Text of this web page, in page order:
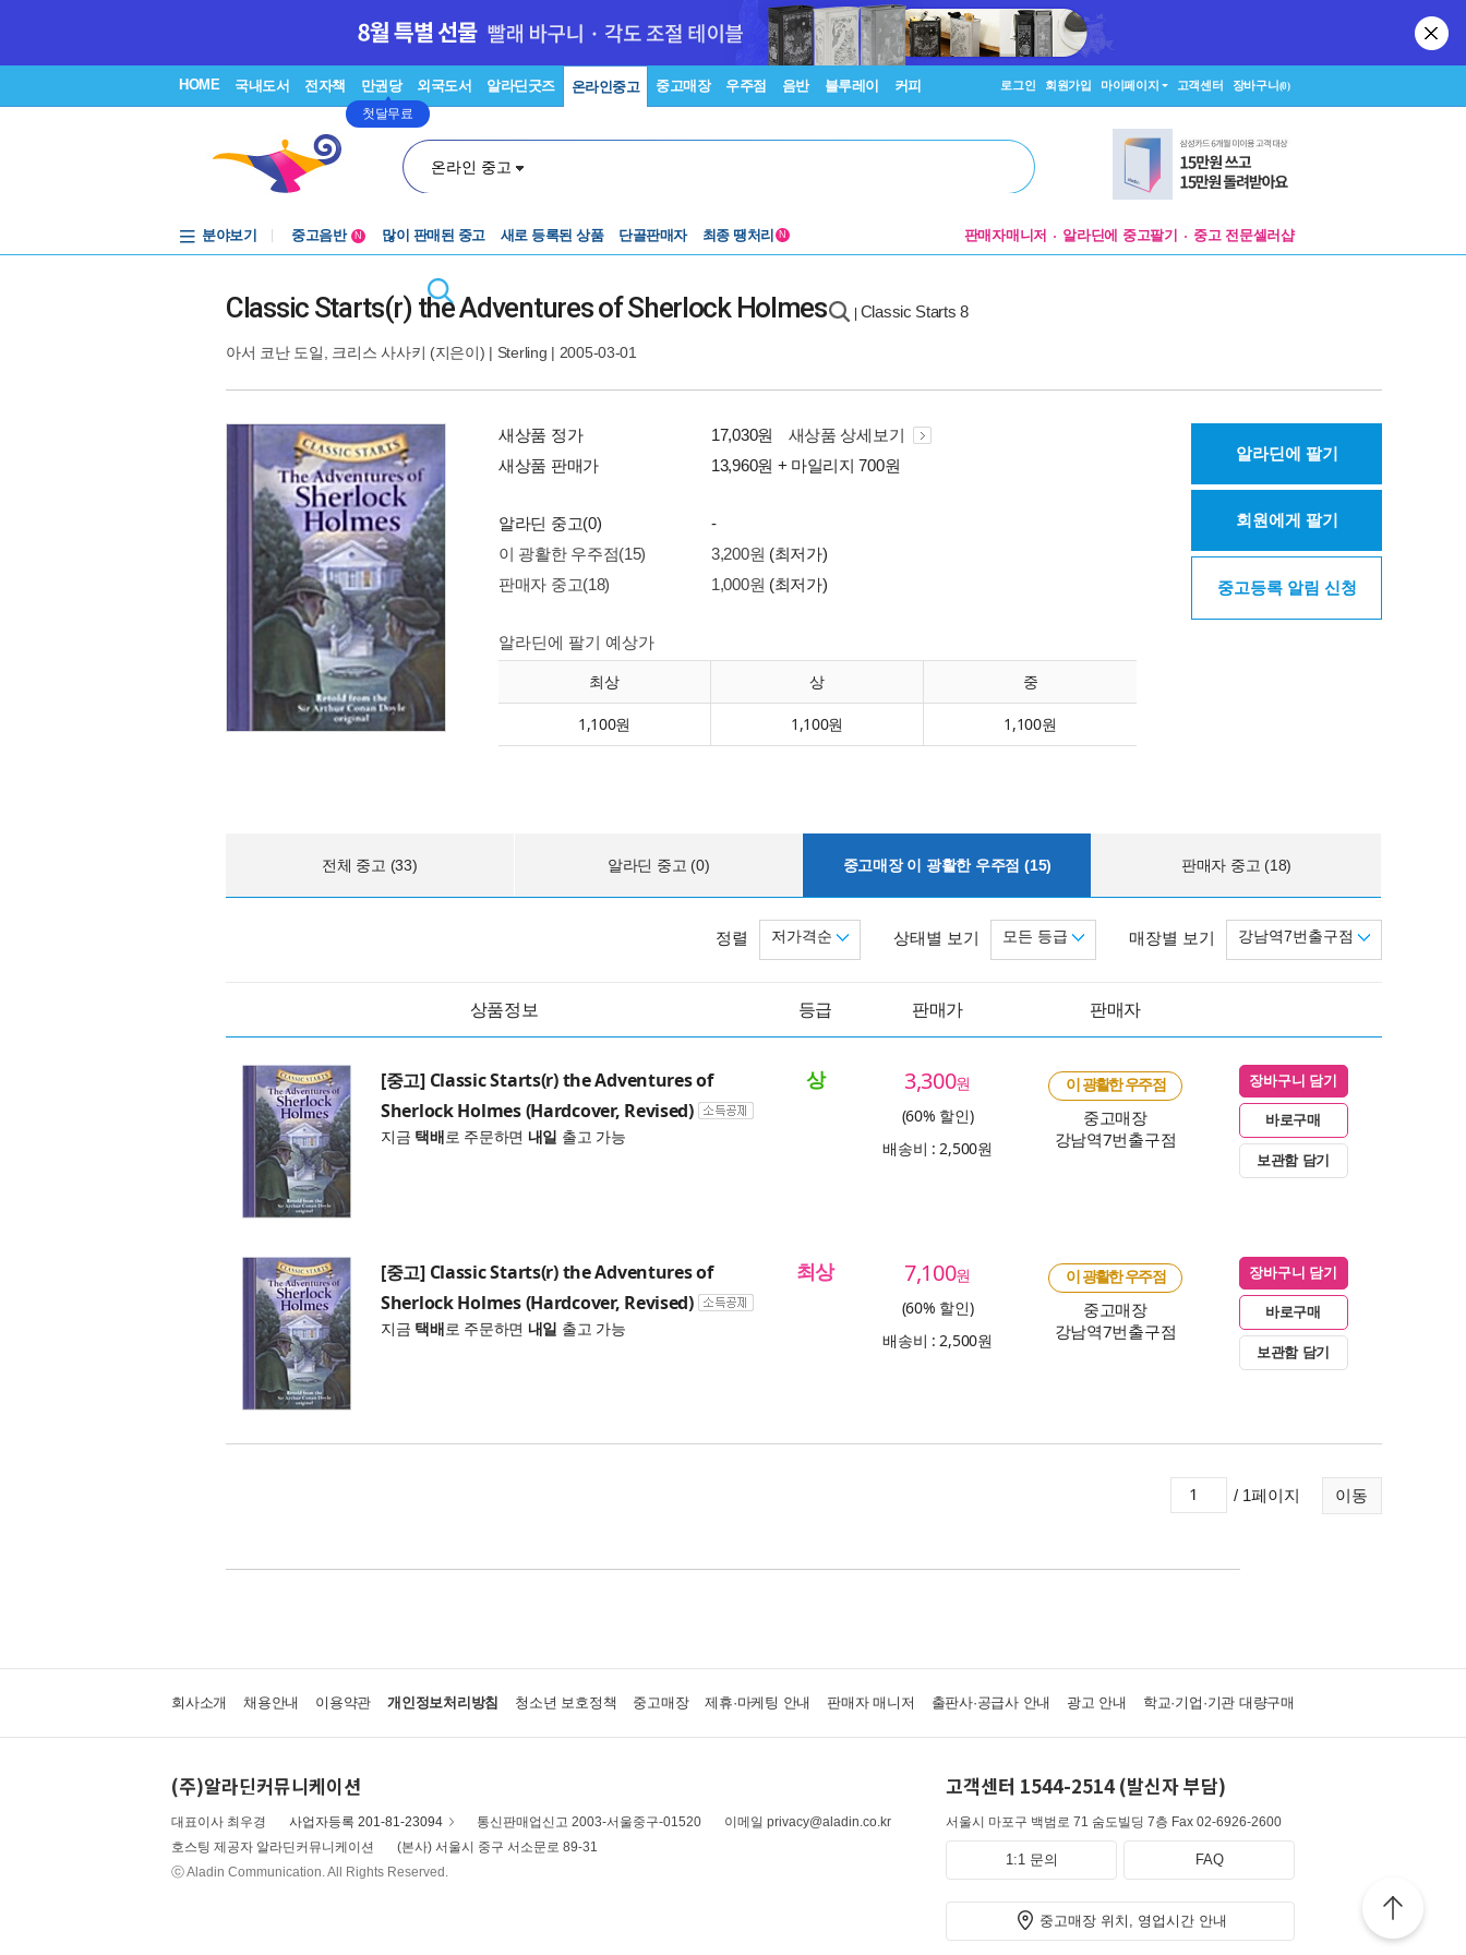
HOME 국내도서 전자책 만권당
첫달무료
외국도서 알라딘굿즈 온라인중고 중고매장 우주점 음반 블루레이 커피 로그인 회원가입 마이페이지 고객센터 장바구니(0)
온라인 중고
분야보기
중고음반
N 많이 판매된 중고 새로 등록된 상품 단골판매자 최종 땡처리 N 판매자매니저 알라딘에 중고팔기 중고 전문셀러샵
Classic Starts(r) the Adventures of Sherlock Holmes Classic Starts 8
아서 코난 도일 크리스 사사키 (지은이) | Sterling | 2005-03-01
새상품 정가 17,030원
새상품 상세보기
새상품 판매가
13,960원 + 마일리지 700원
알라딘 중고(0)
-
이 광활한 우주점(15)
3,200원 (최저가)
판매자 중고(18)
1,000원 (최저가)
알라딘에 팔기 예상가
최상 상 중
1,100원 1,100원 1,100원
알라딘에 팔기
회원에게 팔기
중고등록 알림 신청
전체 중고 (33) 알라딘 중고 (0) 중고매장 이 광활한 우주점 (15) 판매자 중고 (18)
매장별 보기 강남역7번출구점
상태별 보기 모든 등급
정렬 저가격순
상품정보 등급 판매가 판매자
[중고] Classic Starts(r) the Adventures of
Sherlock Holmes (Hardcover, Revised)
지금 택배로 주문하면 내일 출고 가능
상 3,300원
(60% 할인)
배송비 : 2,500원
이 광활한 우주점
중고매장
강남역7번출구점
장바구니 담기
바로구매
보관함 담기
[중고] Classic Starts(r) the Adventures of
Sherlock Holmes (Hardcover, Revised)
지금 택배로 주문하면 내일 출고 가능
최상 7,100원
(60% 할인)
배송비 : 2,500원
이 광활한 우주점
중고매장
강남역7번출구점
장바구니 담기
바로구매
보관함 담기
이동
/ 1페이지
회사소개 채용안내 이용약관 개인정보처리방침 청소년 보호정책 중고매장 제휴·마케팅 안내 판매자 매니저 출판사·공급사 안내 광고 안내 학교·기업·기관 대량구매
(주)알라딘커뮤니케이션
대표이사 최우경 사업자등록 201-81-23094 통신판매업신고 2003-서울중구-01520
이메일 privacy@aladin.co.kr
호스팅 제공자 알라딘커뮤니케이션
(본사) 서울시 중구 서소문로 89-31
ⓒ Aladin Communication. All Rights Reserved.
고객센터 1544-2514 (발신자 부담)
서울시 마포구 백범로 71 숨도빌딩 7층 Fax 02-6926-2600
1:1 문의 FAQ
중고매장 위치, 영업시간 안내